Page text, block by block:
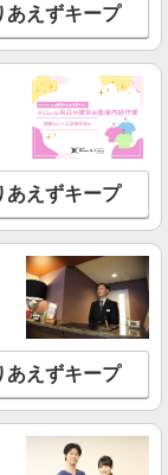
。○。・゜+゜・。
を見る
販売【au】
途支給 ※研修期間
途支給（規定あ
。○。・゜+゜・。
を見る
ッフ
★交通費別途支給
紹介
2回払
あえずキープ
あえずキープ
あえずキープ